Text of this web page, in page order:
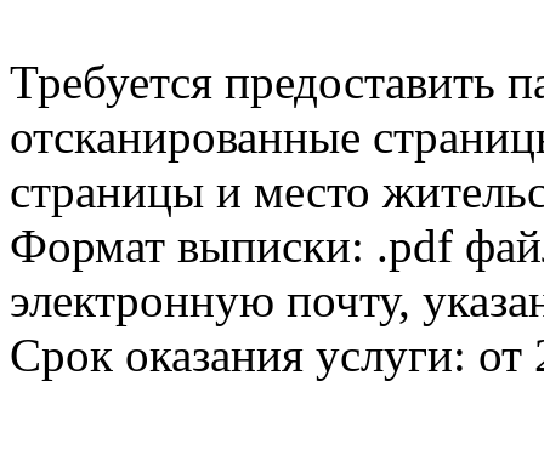
Требуется предоставить
отсканированные
страницы и место
Формат выписки: .pdf
электронную почту,
Срок оказания услуги: от